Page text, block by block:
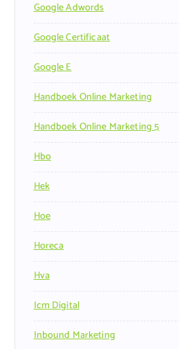
Google Adwords
Google Certificaat
Google E
Handboek Online Marketing
Handboek Online Marketing 5
Hbo
Hek
Hoe
Horeca
Hva
Icm Digital
Inbound Marketing